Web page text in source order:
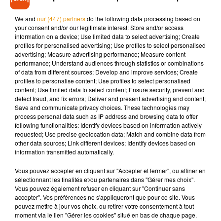
Beaucoup d'émotion
pic.twitter.com/f4QC0oudF7
— sdis37 (@sdis37)10 décembre 2018
Musique
5 août 2026
Après le film, bientôt une docu-série sur
le père de Michael Jackson
4 août 2026
Tiny Desk invite Charlie Puth pour une
live session solaire
We and our (447) partnersdo the following data processing based on
your consent and/or our legitimate interest: Store and/or access
information on a device; Use limited data to select advertising; Create
profiles for personalised advertising; Use profiles to select personalised
advertising; Measure advertising performance; Measure content
performance; Understand audiences through statistics or combinations
of data from different sources; Develop and improve services; Create
profiles to personalise content; Use profiles to select personalised
content; Use limited data to select content; Ensure security, prevent and
detect fraud, and fix errors; Deliver and present advertising and content;
Save and communicate privacy choices. These technologies may
process personal data such as IP address and browsing data to offer
following functionalities: Identify devices based on information actively
requested; Use precise geolocation data; Match and combine data from
other data sources; Link different devices; Identify devices based on
information transmitted automatically.
Vous pouvez accepter en cliquant sur "Accepter et fermer", ou affiner en
sélectionnant les finalités et/ou partenaires dans "Gérer mes choix".
Vous pouvez également refuser en cliquant sur "Continuer sans
accepter". Vos préférences ne s'appliqueront que pour ce site. Vous
pouvez mettre à jour vos choix, ou retirer votre consentement à tout
moment via le lien "Gérer les cookies" situé en bas de chaque page.